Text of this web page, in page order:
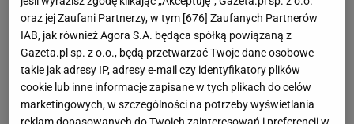
Zapalona miłośniczka paryskich witryn sklepowych i
starej szkoły perfumiarstwa. Inspirują ją ludzie i
dlatego pisze dla ludzi. Jej teksty to modowe
obserwacje i urodowe polecajki.
oraz jej Zaufani Partnerzy, w tym [676] Zaufanych Partnerów
IAB, jak również Agora S.A. będąca spółką powiązaną z
Gazeta.pl sp. z o.o., będą przetwarzać Twoje dane osobowe
takie jak adresy IP, adresy e-mail czy identyfikatory plików
cookie lub inne informacje zapisane w tych plikach do celów
marketingowych, w szczególności na potrzeby wyświetlania